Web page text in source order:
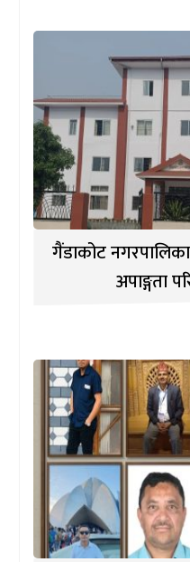
गैंडाकोट
अपाङ्गता